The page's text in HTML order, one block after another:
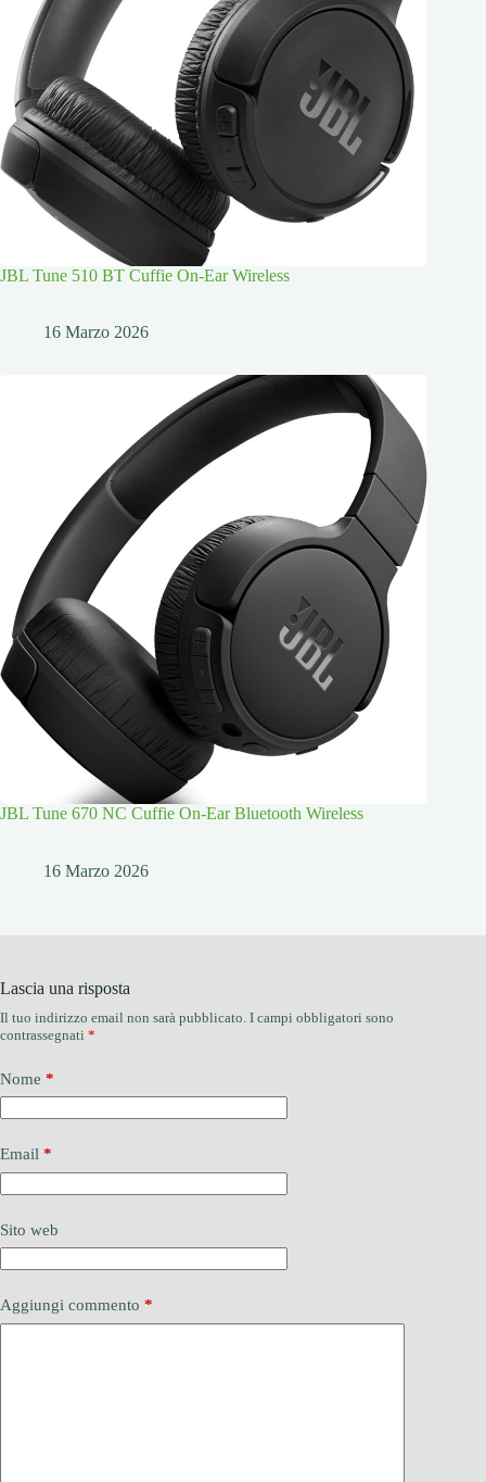
JBL Tune 510 BT Cuffie On-Ear Wireless
16 Marzo 2026
JBL Tune 670 NC Cuffie On-Ear Bluetooth Wireless
16 Marzo 2026
Lascia una risposta
Il tuo indirizzo email non sarà pubblicato. I campi obbligatori sono
contrassegnati *
Nome *
Email *
Sito web
Aggiungi commento *